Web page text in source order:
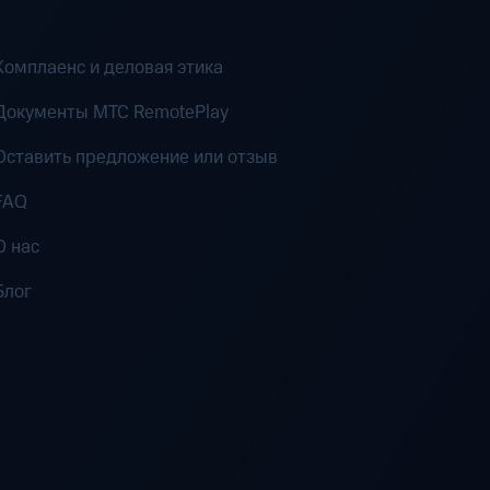
и деловая этика
MTC RemotePlay
предложение или отзыв
нас